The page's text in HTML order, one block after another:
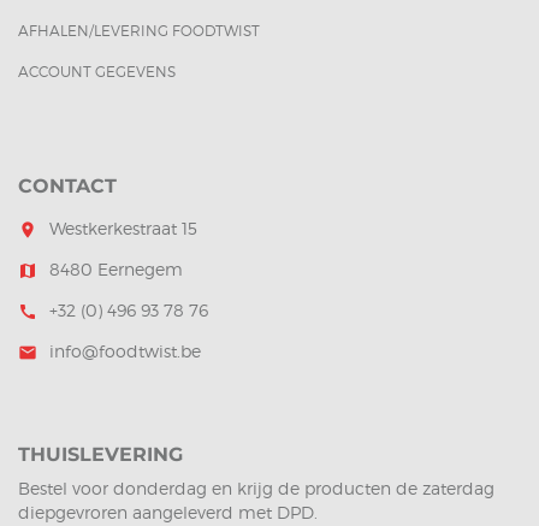
AFHALEN/LEVERING FOODTWIST
ACCOUNT GEGEVENS
CONTACT
room Westkerkestraat 15
map 8480 Eernegem
call +32 (0) 496 93 78 76
mail info@foodtwist.be
THUISLEVERING
Bestel voor donderdag en krijg de producten de zaterdag
diepgevroren aangeleverd met DPD.